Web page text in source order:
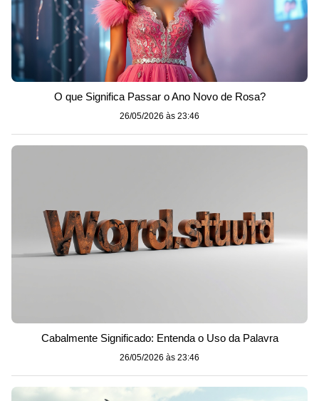
O que Significa Passar o Ano Novo de Rosa?
26/05/2026 às 23:46
Cabalmente Significado: Entenda o Uso da Palavra
26/05/2026 às 23:46